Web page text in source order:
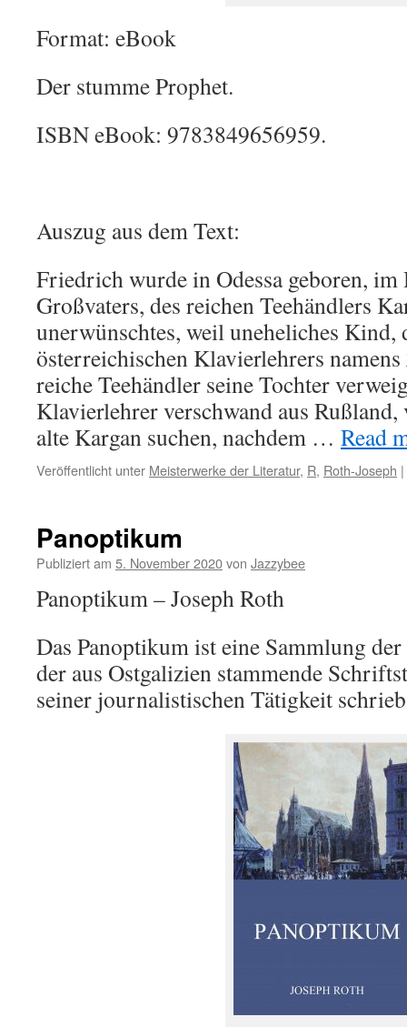
Format: eBook
Der stumme Prophet.
ISBN eBook: 9783849656959.
Auszug aus dem Text:
Friedrich wurde in Odessa geboren, im
Großvaters, des reichen Teehändlers
unerwünschtes, weil uneheliches Kind,
österreichischen Klavierlehrers
reiche Teehändler seine Tochter
Klavierlehrer verschwand aus
alte Kargan suchen, nachdem … Read
Veröffentlicht unter Meisterwerke der Literatur, R, Roth-Joseph |
Panoptikum
Publiziert am 5. November 2020von Jazzybee
Panoptikum – Joseph Roth
Das Panoptikum ist eine Sammlung
der aus Ostgalizien stammende
seiner journalistischen Tätigkeit